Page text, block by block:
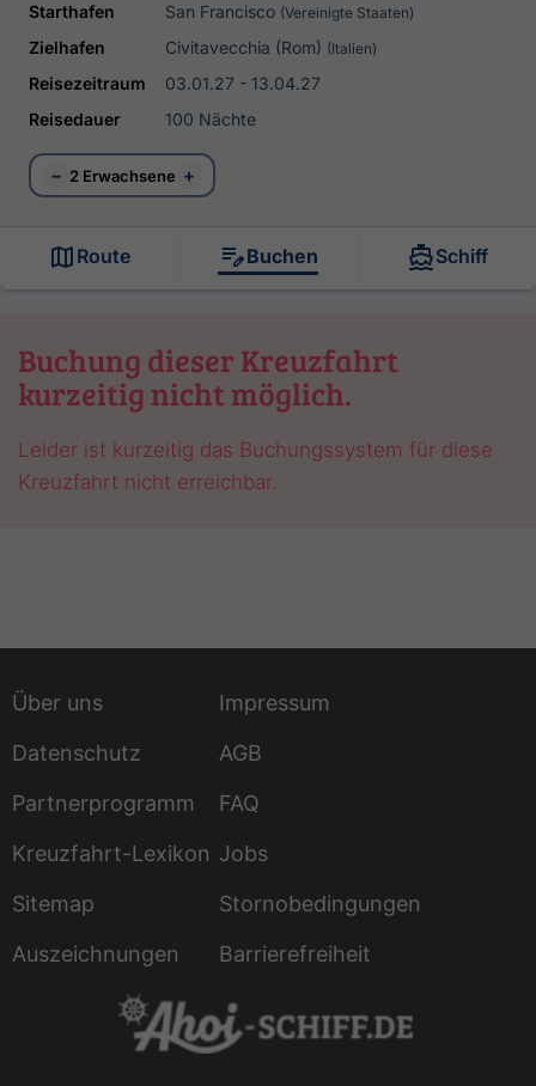
Starthafen
San Francisco (Vereinigte Staaten)
Zielhafen Civitavecchia (Rom) (Italien)
Reisezeitraum
03.01.27 - 13.04.27
Reisedauer
100 Nächte
− 2 Erwachsene +
Route Buchen Schiff
Buchung dieser Kreuzfahrt
kurzeitig nicht möglich.
Leider ist kurzeitig das Buchungssystem für diese
Kreuzfahrt nicht erreichbar.
Über uns
Impressum
Datenschutz
AGB
Partnerprogramm
FAQ
Kreuzfahrt-Lexikon Jobs
Sitemap
Stornobedingungen
Auszeichnungen
Barrierefreiheit